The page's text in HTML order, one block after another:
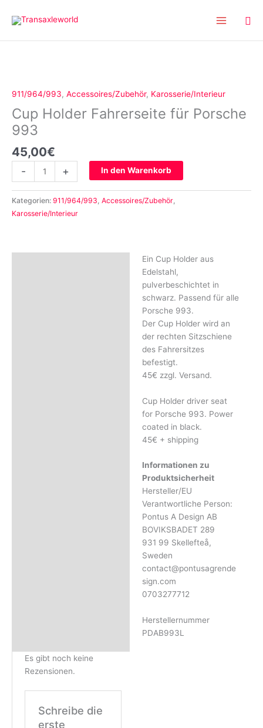
Inhalt
911/964/993, Accessoires/Zubehör, Karosserie/Interieur
Cup Holder Fahrerseite für Porsche
993
45,00€
-
für
Porsche
993
Menge
+ In den Warenkorb
Kategorien: 911/964/993 Accessoires/Zubehör
Karosserie/Interieur
Ein Cup Holder aus
Edelstahl,
pulverbeschichtet in
schwarz. Passend für alle
Porsche 993.
Der Cup Holder wird an
der rechten Sitzschiene
des Fahrersitzes
befestigt.
45€ zzgl. Versand.
Cup Holder driver seat
for Porsche 993. Power
coated in black.
45€ + shipping
Informationen zu
Produktsicherheit
Hersteller/EU
Verantwortliche Person:
Pontus A Design AB
BOVIKSBADET 289
931 99 Skellefteå,
Sweden
contact@pontusagrende
sign.com
0703277712
Herstellernummer
PDAB993L
Es gibt noch keine
Rezensionen.
Schreibe die
erste